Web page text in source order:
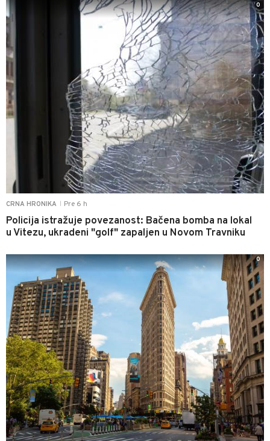
CRNA HRONIKA Pre 6 h
Policija istražuje povezanost: Bačena bomba na lokal
u Vitezu, ukradeni "golf" zapaljen u Novom Travniku
0
0